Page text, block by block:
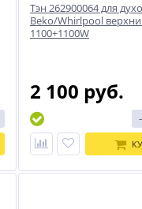
Тэн 262900064 для
Beko/Whirlpool
1100+1100W
2 100 руб.
-